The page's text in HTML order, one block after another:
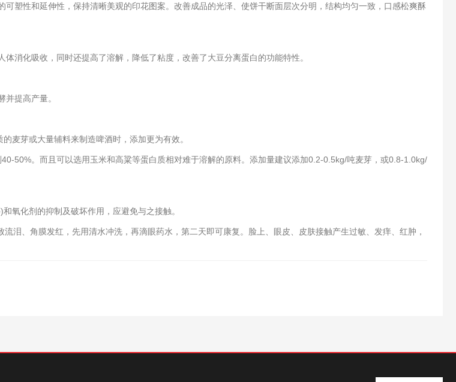
性和延伸性，保持清晰美观的印花图案。改善成品的光泽、使饼干断面层次分明，结构均匀一致，口感松爽酥
化吸收，同时还提高了溶解，降低了粘度，改善了大豆分离蛋白的功能特性。
提高产量。
芽或大量辅料来制造啤酒时，添加更为有效。
。而且可以选用玉米和高粱等蛋白质相对难于溶解的原料。添加量建议添加0.2-0.5kg/吨麦芽，或0.8-1.0kg/
化剂的抑制及破坏作用，应避免与之接触。
、角膜发红，先用清水冲洗，再滴眼药水，第二天即可康复。脸上、眼皮、皮肤接触产生过敏、发痒、红肿，